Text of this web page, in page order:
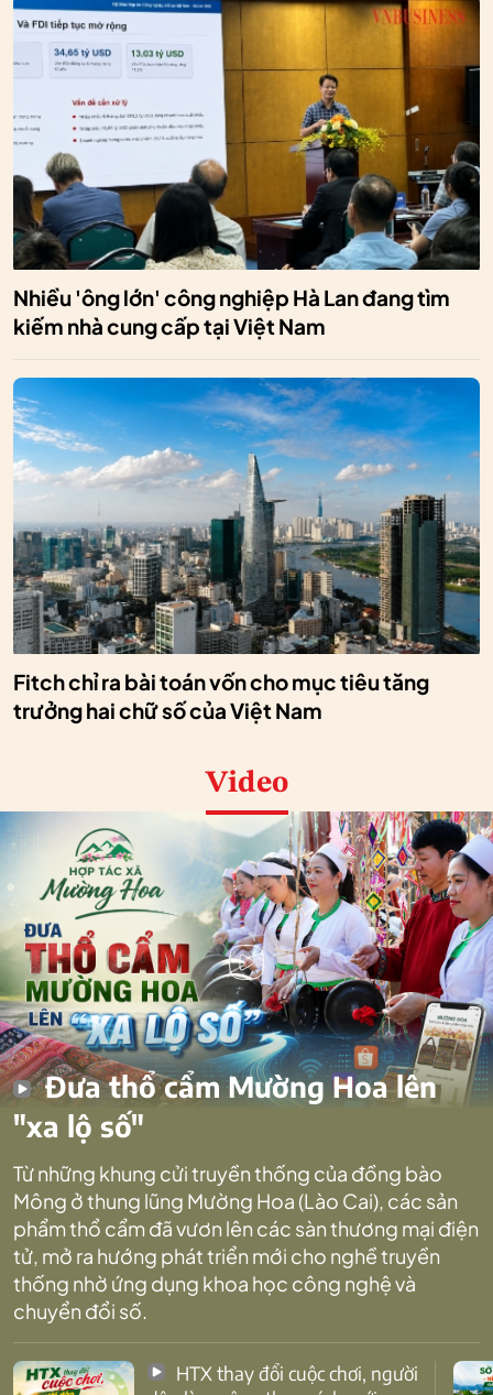
Nhiều 'ông lớn' công nghiệp Hà Lan đang tìm
kiếm nhà cung cấp tại Việt Nam
Fitch chỉ ra bài toán vốn cho mục tiêu tăng
trưởng hai chữ số của Việt Nam
Video
Đưa thổ cẩm Mường Hoa lên
"xa lộ số"
Từ những khung cửi truyền thống của đồng bào
Mông ở thung lũng Mường Hoa (Lào Cai), các sản
phẩm thổ cẩm đã vươn lên các sàn thương mại điện
tử, mở ra hướng phát triển mới cho nghề truyền
thống nhờ ứng dụng khoa học công nghệ và
chuyển đổi số.